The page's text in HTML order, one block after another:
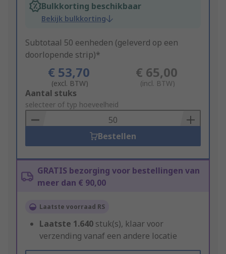
Bulkkorting beschikbaar
Bekijk bulkkorting
Subtotaal 50 eenheden (geleverd op een
doorlopende strip)*
€ 53,70
(excl. BTW)
€ 65,00
(incl. BTW)
Add
to
Basket
Aantal stuks
selecteer of typ hoeveelheid
Bestellen
GRATIS bezorging voor bestellingen van
meer dan € 90,00
Laatste voorraad RS
Laatste 1.640 stuk(s), klaar voor
verzending vanaf een andere locatie